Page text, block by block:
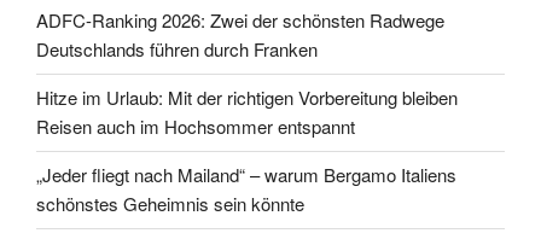
ADFC-Ranking 2026: Zwei der schönsten Radwege
Deutschlands führen durch Franken
Hitze im Urlaub: Mit der richtigen Vorbereitung bleiben
Reisen auch im Hochsommer entspannt
„Jeder fliegt nach Mailand“ – warum Bergamo Italiens
schönstes Geheimnis sein könnte